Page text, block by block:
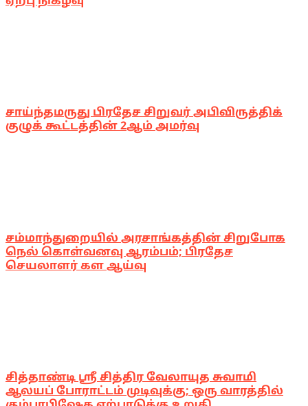
சாய்ந்தமருது பிரதேச சிறுவர் அபிவிருத்திக்
குழுக் கூட்டத்தின் 2ஆம் அமர்வு
சம்மாந்துறையில் அரசாங்கத்தின் சிறுபோக
நெல் கொள்வனவு ஆரம்பம்; பிரதேச
செயலாளர் கள ஆய்வு
சித்தாண்டி ஸ்ரீ சித்திர வேலாயுத சுவாமி
ஆலயப் போராட்டம் முடிவுக்கு; ஒரு வாரத்தில்